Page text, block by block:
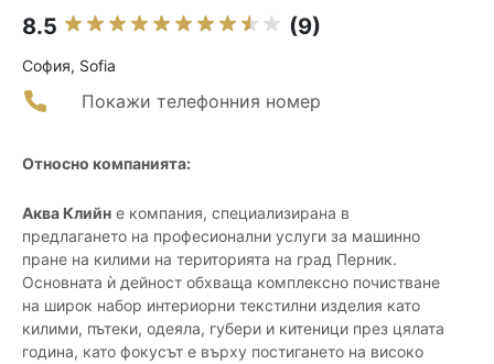
8.5 (9)
София, Sofia
Покажи телефонния номер
Относно компанията:
Аква Клийн е компания, специализирана в
предлагането на професионални услуги за машинно
пране на килими на територията на град Перник.
Основната ѝ дейност обхваща комплексно почистване
на широк набор интериорни текстилни изделия като
килими, пътеки, одеяла, губери и китеници през цялата
година, като фокусът е върху постигането на високо